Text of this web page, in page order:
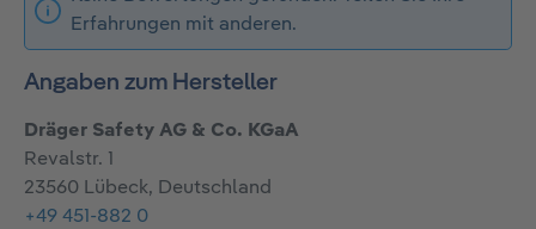
Erfahrungen mit anderen.
Angaben zum Hersteller
Dräger Safety AG & Co. KGaA
Revalstr. 1
23560 Lübeck, Deutschland
+49 451-882 0